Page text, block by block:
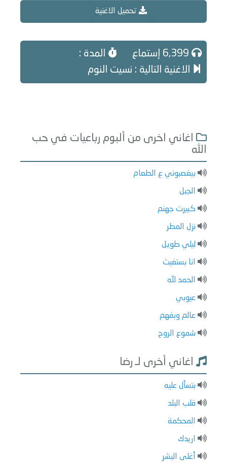
تحميل الاغنية
المدة :
الاغنية التالية : نسيت النوم
اغاني اخرى من ألبوم رباعيات في حب
الله
بيغصبوني ع الطعام
الجبل
كبيرت جهنم
نزل المطر
ليلي طويل
انا بستغيث
الحمد لله
عيوبي
عالم وبفهم
شموع الروح
اغاني أخرى لـ رضا
بتسأل عليه
قلب البلد
المحكمة
اريدك
أغلى البشر